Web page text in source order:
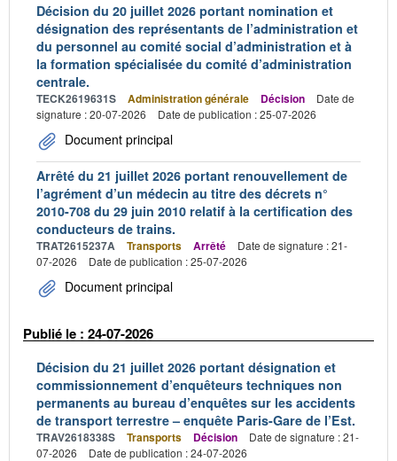
Décision du 20 juillet 2026 portant nomination et
désignation des représentants de l’administration et
du personnel au comité social d’administration et à
la formation spécialisée du comité d’administration
centrale.
TECK2619631S Administration générale Décision
Date de
signature : 20-07-2026
Date de publication : 25-07-2026
Document principal
Arrêté du 21 juillet 2026 portant renouvellement de
l’agrément d’un médecin au titre des décrets n°
2010-708 du 29 juin 2010 relatif à la certification des
conducteurs de trains.
TRAT2615237A Transports Arrêté
Date de signature : 21-
07-2026
Date de publication : 25-07-2026
Document principal
Publié le : 24-07-2026
Décision du 21 juillet 2026 portant désignation et
commissionnement d’enquêteurs techniques non
permanents au bureau d’enquêtes sur les accidents
de transport terrestre – enquête Paris-Gare de l’Est.
TRAV2618338S Transports Décision
Date de signature : 21-
07-2026
Date de publication : 24-07-2026